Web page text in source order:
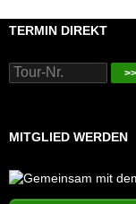
TERMIN DIREKT
>>
MITGLIED WERDEN